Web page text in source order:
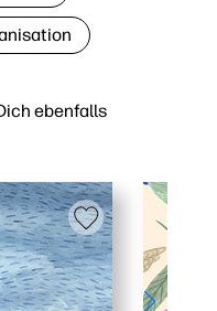
ebenfalls